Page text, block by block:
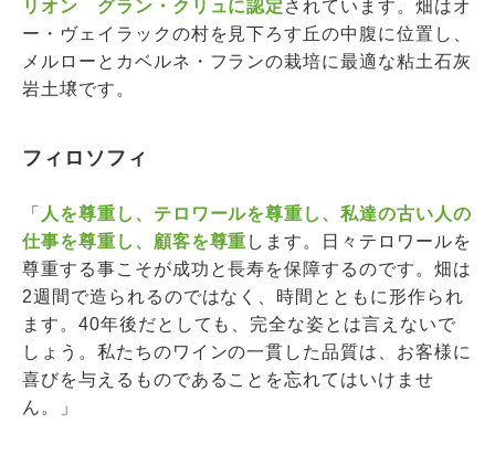
リオン グラン・クリュに認定 されています。畑はオ
ー・ヴェイラックの村を見下ろす丘の中腹に位置し、
メルローとカベルネ・フランの栽培に最適な粘土石灰
岩土壌です。
フィロソフィ
「 人を尊重し、テロワールを尊重し、私達の古い人の
仕事を尊重し、顧客を尊重 します。日々テロワールを
尊重する事こそが成功と長寿を保障するのです。畑は
2週間で造られるのではなく、時間とともに形作られ
ます。40年後だとしても、完全な姿とは言えないで
しょう。私たちのワインの一貫した品質は、お客様に
喜びを与えるものであることを忘れてはいけませ
ん。」